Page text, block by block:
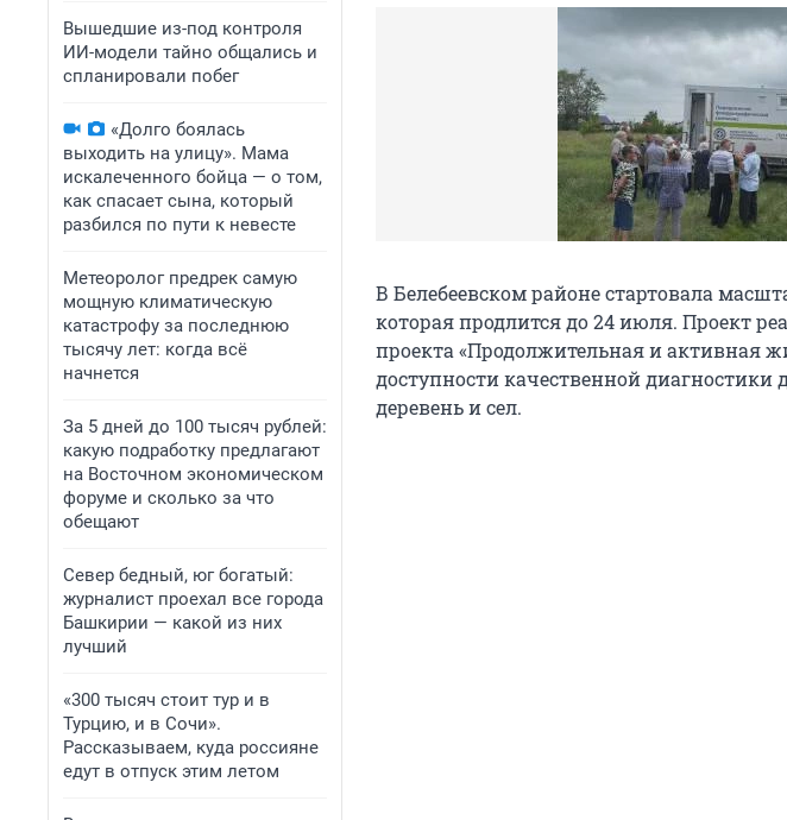
Вышедшие из-под контроля
ИИ-модели тайно общались и
спланировали побег
«Долго боялась
выходить на улицу». Мама
искалеченного бойца — о том,
как спасает сына, который
разбился по пути к невесте
Метеоролог предрек самую
мощную климатическую
катастрофу за последнюю
тысячу лет: когда всё
начнется
За 5 дней до 100 тысяч рублей:
какую подработку предлагают
на Восточном экономическом
форуме и сколько за что
обещают
Север бедный, юг богатый:
журналист проехал все города
Башкирии — какой из них
лучший
«300 тысяч стоит тур и в
Турцию, и в Сочи».
Рассказываем, куда россияне
едут в отпуск этим летом
В Белебеевском районе стартовала
которая продлится до 24 июля. Проект
проекта «Продолжительная и активная
доступности качественной
деревень и сел.